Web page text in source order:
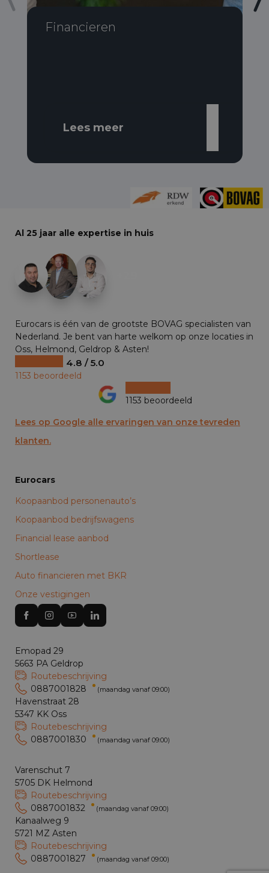
Financieren
Lees meer
Al 25 jaar alle expertise in huis
Eurocars is één van de grootste BOVAG specialisten van
Nederland. Je bent van harte welkom op onze locaties in
Oss, Helmond, Geldrop & Asten!
4.8 / 5.0
1153 beoordeeld
1153 beoordeeld
Lees op Google alle ervaringen van onze tevreden
klanten.
Eurocars
Koopaanbod personenauto’s
Koopaanbod bedrijfswagens
Financial lease aanbod
Shortlease
Auto financieren met BKR
Onze vestigingen
Emopad 29
5663 PA Geldrop
Routebeschrijving
0887001828
(maandag vanaf 09:00)
Havenstraat 28
5347 KK Oss
Routebeschrijving
0887001830
(maandag vanaf 09:00)
Varenschut 7
5705 DK Helmond
Routebeschrijving
0887001832
(maandag vanaf 09:00)
Kanaalweg 9
5721 MZ Asten
Routebeschrijving
0887001827
(maandag vanaf 09:00)